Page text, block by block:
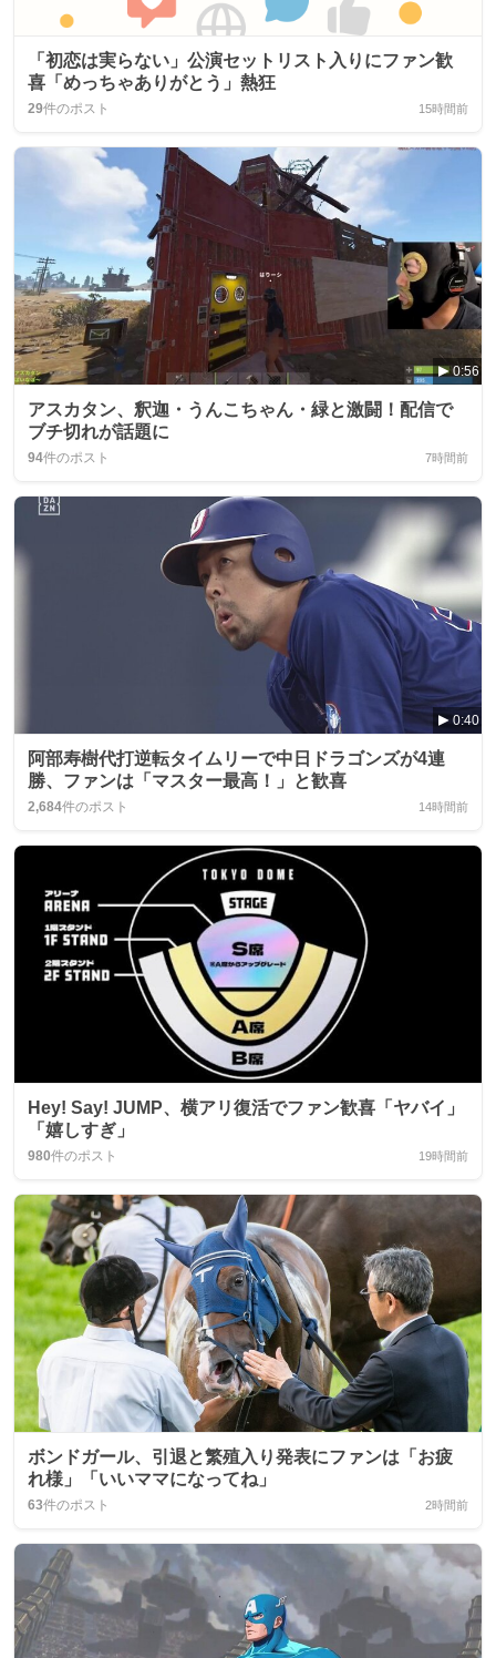
「初恋は実らない」公演セットリスト入りにファン歓
喜「めっちゃありがとう」熱狂
29件のポスト 15時間前
0:56
アスカタン、釈迦・うんこちゃん・緑と激闘！配信で
ブチ切れが話題に
94件のポスト 7時間前
0:40
阿部寿樹代打逆転タイムリーで中日ドラゴンズが4連
勝、ファンは「マスター最高！」と歓喜
2,684件のポスト 14時間前
Hey! Say! JUMP、横アリ復活でファン歓喜「ヤバイ」
「嬉しすぎ」
980件のポスト 19時間前
ボンドガール、引退と繁殖入り発表にファンは「お疲
れ様」「いいママになってね」
63件のポスト 2時間前